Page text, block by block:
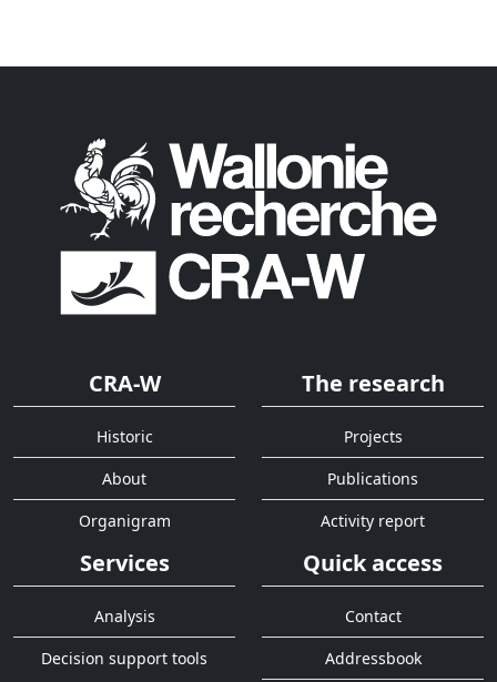
CRA-W
Historic
About
Organigram
The research
Projects
Publications
Activity report
Services
Analysis
Decision support tools
Quick access
Contact
Addressbook